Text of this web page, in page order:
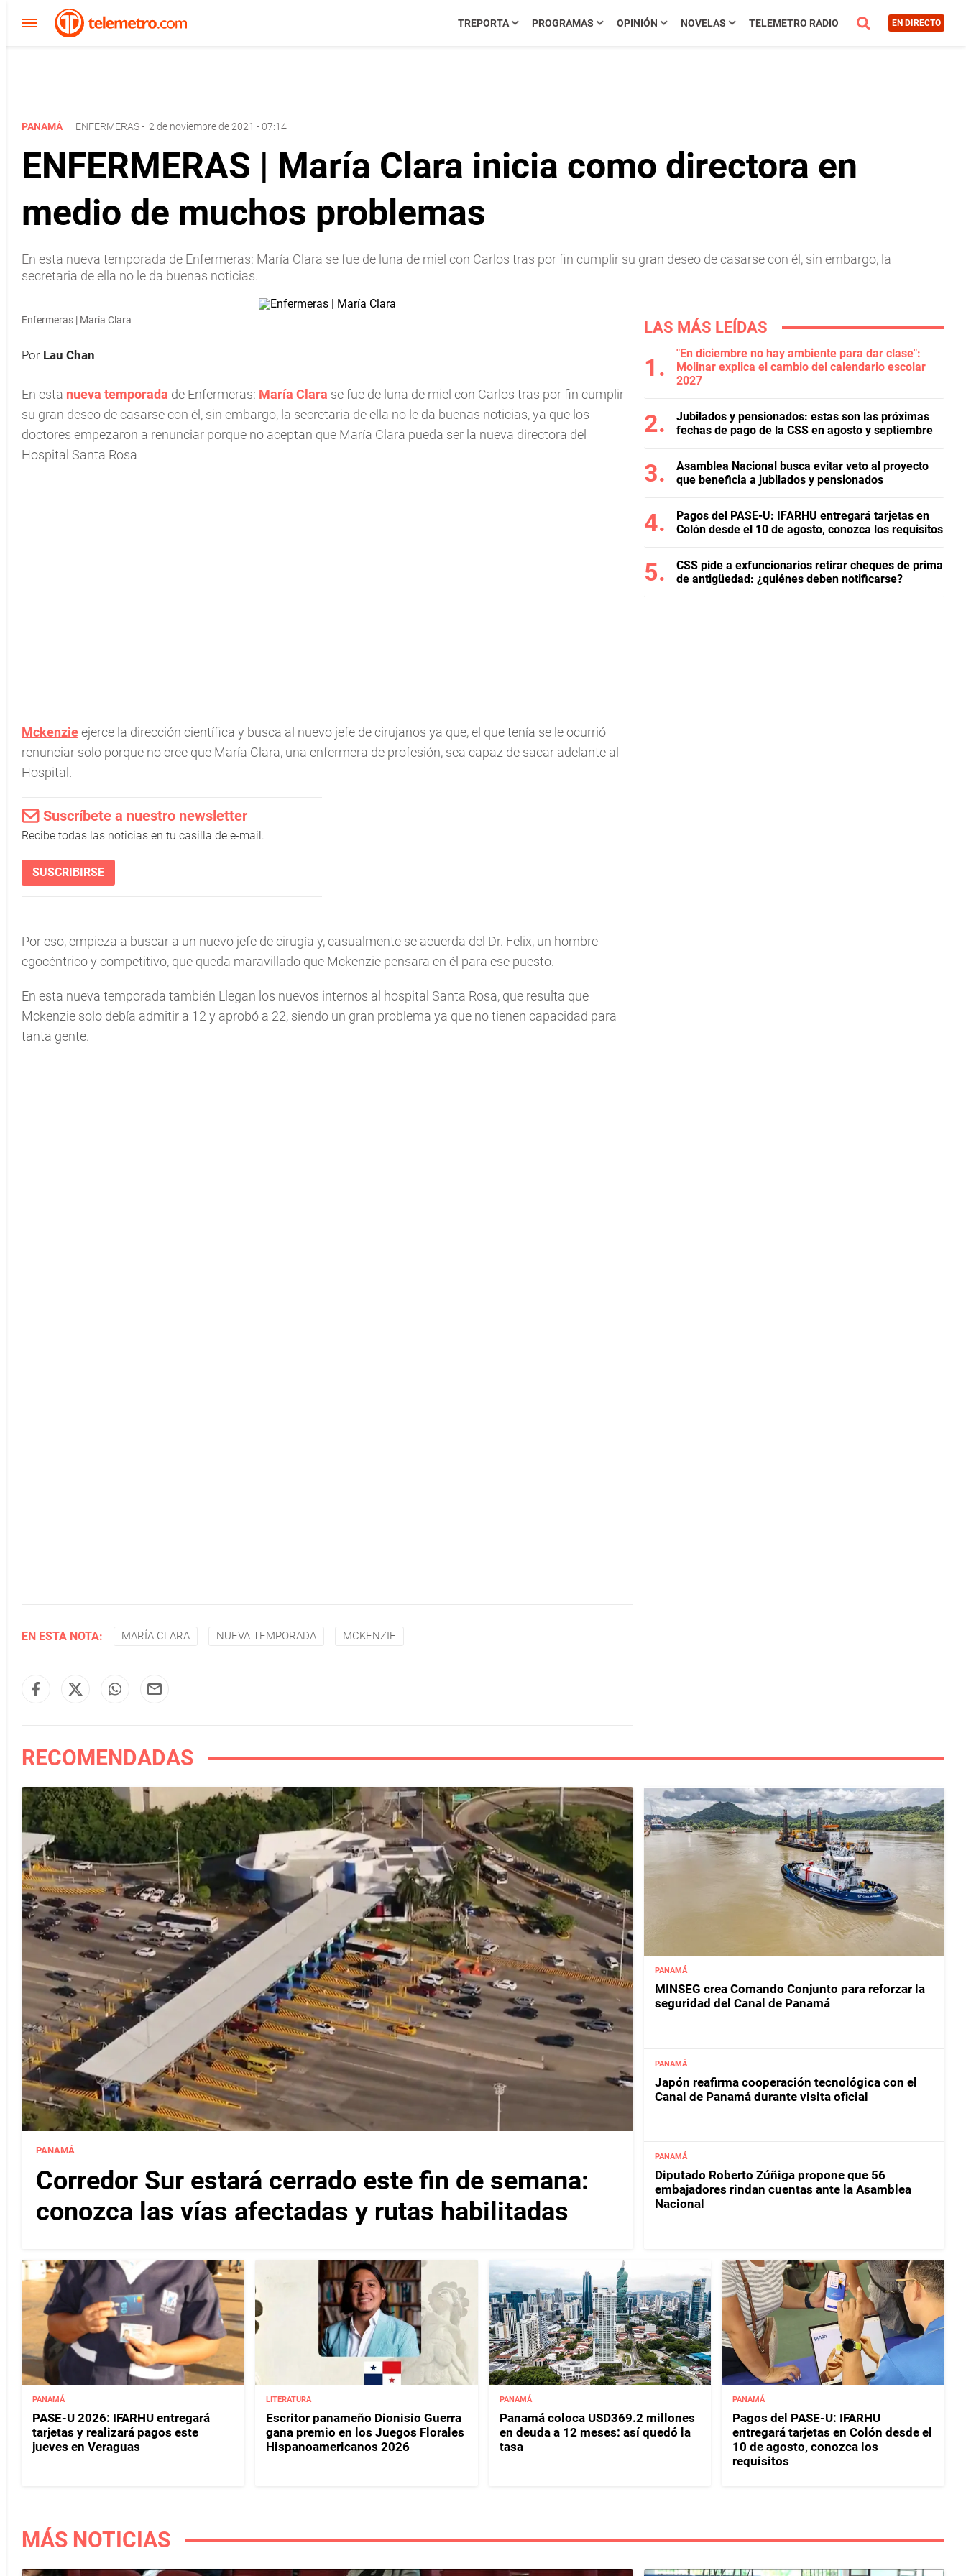
TREPORTA PROGRAMAS OPINIÓN NOVELAS TELEMETRO RADIO EN DIRECTO
PANAMÁ ENFERMERAS- 2 de noviembre de 2021 - 07:14
ENFERMERAS | María Clara inicia como directora en
medio de muchos problemas
En esta nueva temporada de Enfermeras: María Clara se fue de luna de miel con Carlos tras por fin cumplir su gran deseo de casarse con él, sin embargo, la
secretaria de ella no le da buenas noticias.
Enfermeras | María Clara
Por Lau Chan
En esta nueva temporada de Enfermeras: María Clara se fue de luna de miel con Carlos tras por fin cumplir
su gran deseo de casarse con él, sin embargo, la secretaria de ella no le da buenas noticias, ya que los
doctores empezaron a renunciar porque no aceptan que María Clara pueda ser la nueva directora del
Hospital Santa Rosa
Mckenzieejerce la dirección científica y busca al nuevo jefe de cirujanos ya que, el que tenía se le ocurrió
renunciar solo porque no cree que María Clara, una enfermera de profesión, sea capaz de sacar adelante al
Hospital.
Suscríbete a nuestro newsletter
Recibe todas las noticias en tu casilla de e-mail.
SUSCRIBIRSE
Por eso, empieza a buscar a un nuevo jefe de cirugía y, casualmente se acuerda del Dr. Felix, un hombre
egocéntrico y competitivo, que queda maravillado que Mckenzie pensara en él para ese puesto.
En esta nueva temporada también Llegan los nuevos internos al hospital Santa Rosa, que resulta que
Mckenzie solo debía admitir a 12 y aprobó a 22, siendo un gran problema ya que no tienen capacidad para
tanta gente.
EN ESTA NOTA: MARÍA CLARA NUEVA TEMPORADA MCKENZIE
LAS MÁS LEÍDAS
"En diciembre no hay ambiente para dar clase":
Molinar explica el cambio del calendario escolar
2027
Jubilados y pensionados: estas son las próximas
fechas de pago de la CSS en agosto y septiembre
Asamblea Nacional busca evitar veto al proyecto
que beneficia a jubilados y pensionados
Pagos del PASE-U: IFARHU entregará tarjetas en
Colón desde el 10 de agosto, conozca los requisitos
CSS pide a exfuncionarios retirar cheques de prima
de antigüedad: ¿quiénes deben notificarse?
RECOMENDADAS
PANAMÁ
Corredor Sur estará cerrado este fin de semana:
conozca las vías afectadas y rutas habilitadas
PANAMÁ
MINSEG crea Comando Conjunto para reforzar la
seguridad del Canal de Panamá
PANAMÁ
Japón reafirma cooperación tecnológica con el
Canal de Panamá durante visita oficial
PANAMÁ
Diputado Roberto Zúñiga propone que 56
embajadores rindan cuentas ante la Asamblea
Nacional
PANAMÁ
PASE-U 2026: IFARHU entregará
tarjetas y realizará pagos este
jueves en Veraguas
LITERATURA
Escritor panameño Dionisio Guerra
gana premio en los Juegos Florales
Hispanoamericanos 2026
PANAMÁ
Panamá coloca USD369.2 millones
en deuda a 12 meses: así quedó la
tasa
PANAMÁ
Pagos del PASE-U: IFARHU
entregará tarjetas en Colón desde el
10 de agosto, conozca los
requisitos
MÁS NOTICIAS